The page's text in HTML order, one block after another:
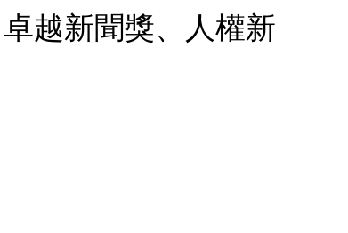
越新聞獎、人權新